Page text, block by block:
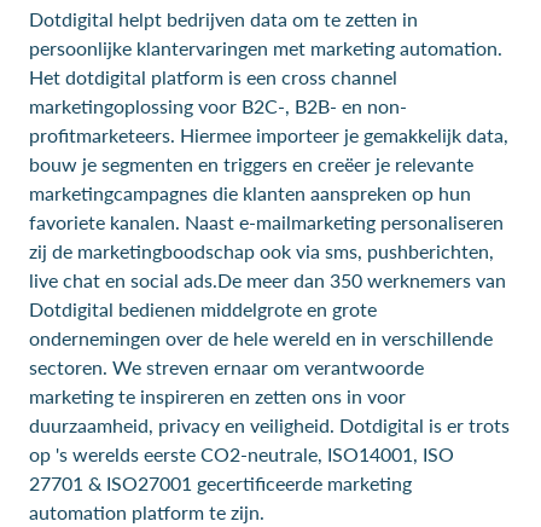
Dotdigital helpt bedrijven data om te zetten in
persoonlijke klantervaringen met marketing automation.
Het dotdigital platform is een cross channel
marketingoplossing voor B2C-, B2B- en non-
profitmarketeers. Hiermee importeer je gemakkelijk data,
bouw je segmenten en triggers en creëer je relevante
marketingcampagnes die klanten aanspreken op hun
favoriete kanalen. Naast e-mailmarketing personaliseren
zij de marketingboodschap ook via sms, pushberichten,
live chat en social ads.De meer dan 350 werknemers van
Dotdigital bedienen middelgrote en grote
ondernemingen over de hele wereld en in verschillende
sectoren. We streven ernaar om verantwoorde
marketing te inspireren en zetten ons in voor
duurzaamheid, privacy en veiligheid. Dotdigital is er trots
op 's werelds eerste CO2-neutrale, ISO14001, ISO
27701 & ISO27001 gecertificeerde marketing
automation platform te zijn.